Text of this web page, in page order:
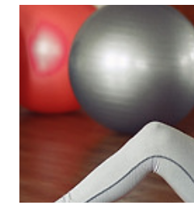
에 신경을 써야 한다. ■ 재료 당귀(當
는 법 당귀(當歸)와 녹용(鹿茸)에 물
약 2시간 정도 달인다. ■ 복용법 수시
어린이는 오장육부(五臟六腑)에 대한
病)에 대한 저항력(抵抗力)이 약하다.